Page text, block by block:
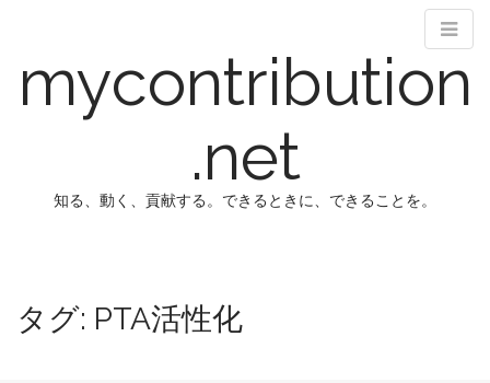
mycontribution
.net
知る、動く、貢献する。できるときに、できることを。
n
p
t
タグ: PTA活性化